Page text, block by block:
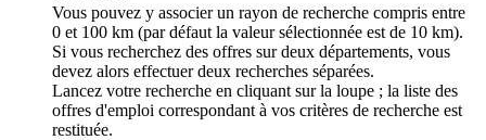
Vous pouvez y associer un rayon de recherche compris entre
0 et 100 km (par défaut la valeur sélectionnée est de 10 km).
Si vous recherchez des offres sur deux départements, vous
devez alors effectuer deux recherches séparées.
Lancez votre recherche en cliquant sur la loupe ; la liste des
offres d'emploi correspondant à vos critères de recherche est
restituée.